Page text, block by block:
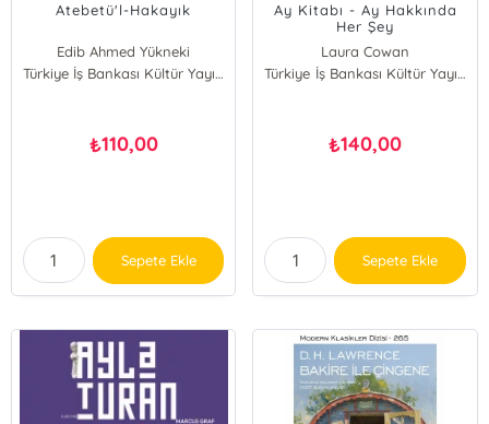
Atebetü'l-Hakayık
Edib Ahmed Yükneki
Türkiye İş Bankası Kültür Yayınları
₺110,00
Sepete Ekle
Ay Kitabı - Ay Hakkında
Her Şey
Laura Cowan
Türkiye İş Bankası Kültür Yayınları
₺140,00
Sepete Ekle